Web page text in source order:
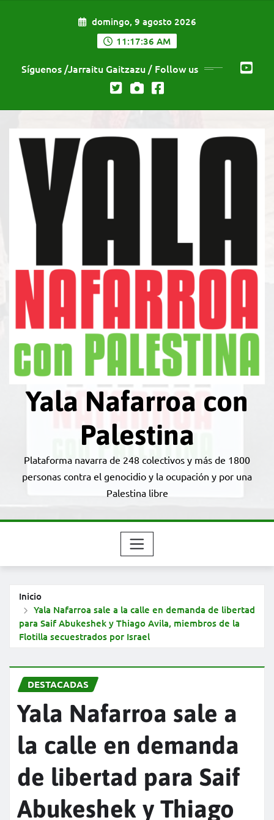
domingo, 9 agosto 2026
11:17:37 AM
Síguenos /Jarraitu Gaitzazu / Follow us
Yala Nafarroa con
Palestina
Plataforma navarra de 248 colectivos y más de 1800
personas contra el genocidio y la ocupación y por una
Palestina libre
Inicio
Yala Nafarroa sale a la calle en demanda de libertad
para Saif Abukeshek y Thiago Avila, miembros de la
Flotilla secuestrados por Israel
DESTACADAS
Yala Nafarroa sale a
la calle en demanda
de libertad para Saif
Abukeshek y Thiago